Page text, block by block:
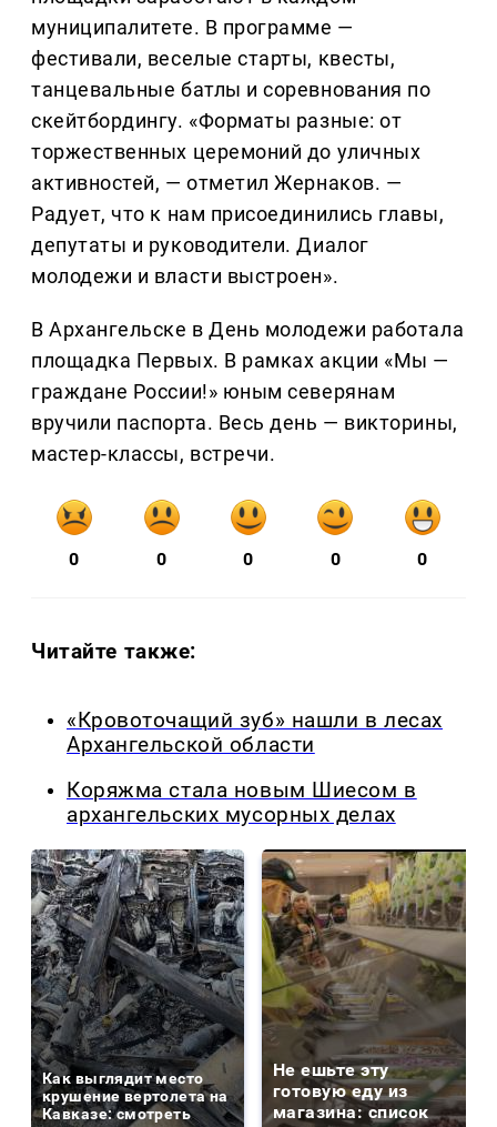
муниципалитете. В программе —
фестивали, веселые старты, квесты,
танцевальные батлы и соревнования по
скейтбордингу. «Форматы разные: от
торжественных церемоний до уличных
активностей, — отметил Жернаков. —
Радует, что к нам присоединились главы,
депутаты и руководители. Диалог
молодежи и власти выстроен».
В Архангельске в День молодежи работала
площадка Первых. В рамках акции «Мы —
граждане России!» юным северянам
вручили паспорта. Весь день — викторины,
мастер-классы, встречи.
0 0 0 0 0
Читайте также:
«Кровоточащий зуб» нашли в лесах
Архангельской области
Коряжма стала новым Шиесом в
архангельских мусорных делах
Как выглядит место
крушение вертолета на
Кавказе: смотреть
Не ешьте эту
готовую еду из
магазина: список